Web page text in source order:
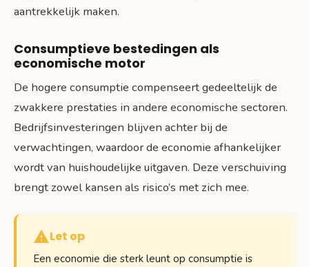
aantrekkelijk maken.
Consumptieve bestedingen als
economische motor
De hogere consumptie compenseert gedeeltelijk de
zwakkere prestaties in andere economische sectoren.
Bedrijfsinvesteringen blijven achter bij de
verwachtingen, waardoor de economie afhankelijker
wordt van huishoudelijke uitgaven. Deze verschuiving
brengt zowel kansen als risico’s met zich mee.
Let op
Een economie die sterk leunt op consumptie is